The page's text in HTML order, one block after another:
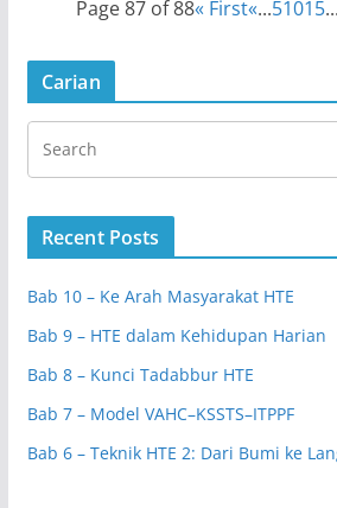
Page 87 of 88« First«...51015...
Carian
Recent Posts
Bab 10 – Ke Arah Masyarakat HTE
Bab 9 – HTE dalam Kehidupan Harian
Bab 8 – Kunci Tadabbur HTE
Bab 7 – Model VAHC–KSSTS–ITPPF
Bab 6 – Teknik HTE 2: Dari Bumi ke